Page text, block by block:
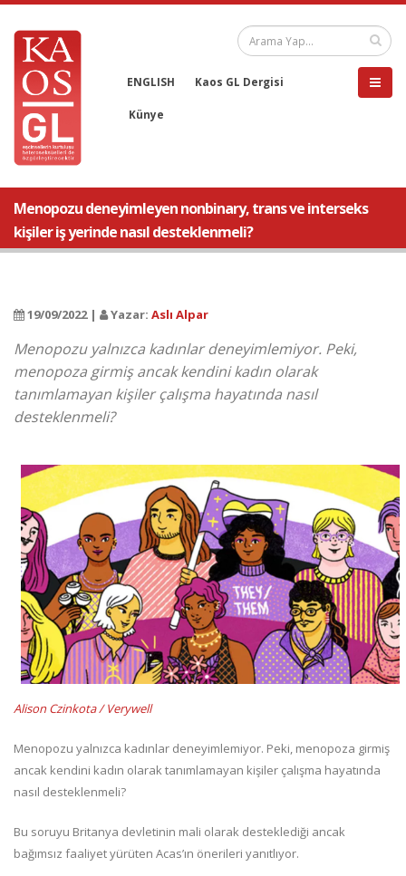
ENGLISH Kaos GL Dergisi
Künye
Menopozu deneyimleyen nonbinary, trans ve interseks
kişiler iş yerinde nasıl desteklenmeli?
19/09/2022 | Yazar: Aslı Alpar
Menopozu yalnızca kadınlar deneyimlemiyor. Peki,
menopoza girmiş ancak kendini kadın olarak
tanımlamayan kişiler çalışma hayatında nasıl
desteklenmeli?
Alison Czinkota / Verywell
Menopozu yalnızca kadınlar deneyimlemiyor. Peki, menopoza girmiş
ancak kendini kadın olarak tanımlamayan kişiler çalışma hayatında
nasıl desteklenmeli?
Bu soruyu Britanya devletinin mali olarak desteklediği ancak
bağımsız faaliyet yürüten Acas’ın önerileri yanıtlıyor.